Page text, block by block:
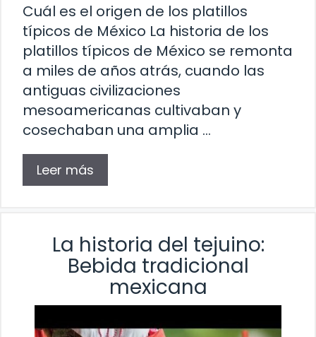
Cuál es el origen de los platillos
típicos de México La historia de los
platillos típicos de México se remonta
a miles de años atrás, cuando las
antiguas civilizaciones
mesoamericanas cultivaban y
cosechaban una amplia …
Leer más
La historia del tejuino:
Bebida tradicional
mexicana